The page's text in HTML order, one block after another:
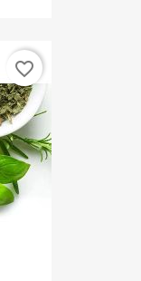
favorite_border